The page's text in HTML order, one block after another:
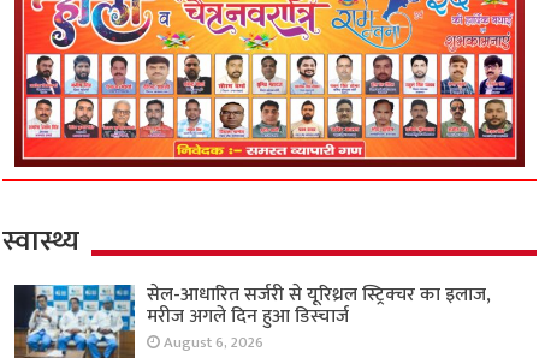
स्वास्थ्य
सेल-आधारित सर्जरी से यूरिथ्रल स्ट्रिक्चर का इलाज,
मरीज अगले दिन हुआ डिस्चार्ज
August 6, 2026